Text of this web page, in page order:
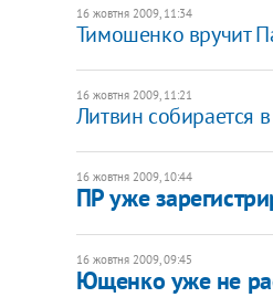
16 жовтня 2009, 11:34
Тимошенко вручит
16 жовтня 2009, 11:21
Литвин собирается
16 жовтня 2009, 10:44
ПР уже
16 жовтня 2009, 09:45
Ющенко уже не